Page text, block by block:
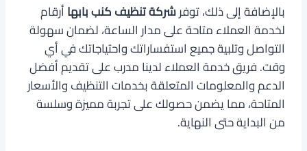
بالإضافة إلى ذلك، توفرشركة تنظيف كنب بابهاأرقام
لخدمة العملاء متاحة على مدار الساعة، لضمان سهولة
التواصل وتلبية جميع استفساراتك واحتياجاتك في أي
وقت. فريق خدمة العملاء لدينا مدرب على تقديم أفضل
الدعم والمعلومات المتعلقة بخدمات التنظيف والأسعار
المتاحة، مما يضمن حصولك على تجربة مميزة وسلسة
من البداية حتى النهاية.